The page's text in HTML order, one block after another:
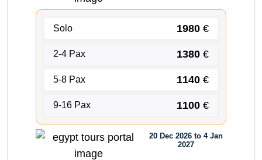
Solo 1980 €
2-4 Pax 1380 €
5-8 Pax 1140 €
9-16 Pax 1100 €
20 Dec 2026 to 4 Jan
2027